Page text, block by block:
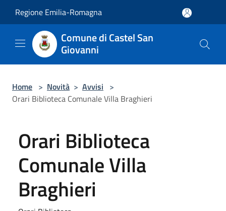
Regione Emilia-Romagna
Comune di Castel San
Giovanni
Home > Novità > Avvisi >
Orari Biblioteca Comunale Villa Braghieri
Orari Biblioteca
Comunale Villa
Braghieri